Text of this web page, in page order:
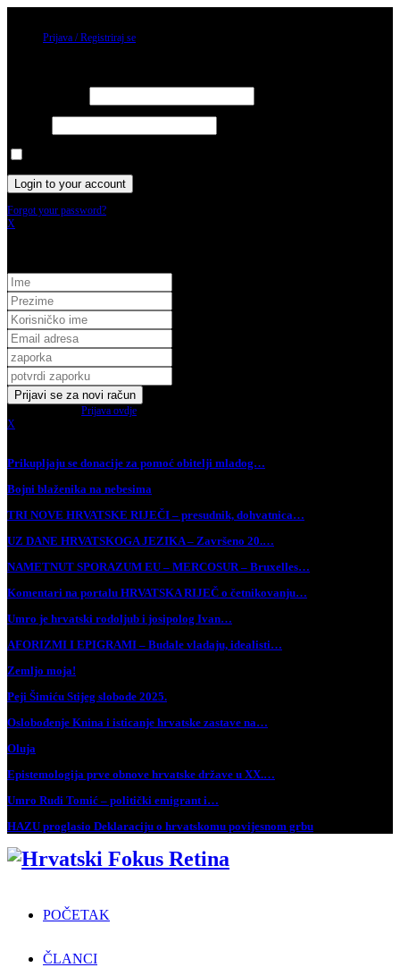
Prijava / Registriraj se
Forgot your password?
X
Prijava ovdje
X
Prikupljaju se donacije za pomoć obitelji mladog…
Bojni blaženika na nebesima
TRI NOVE HRVATSKE RIJEČI – presudnik, dohvatnica…
UZ DANE HRVATSKOGA JEZIKA – Završeno 20.…
NAMETNUT SPORAZUM EU – MERCOSUR – Bruxelles…
Komentari na portalu HRVATSKA RIJEČ o četnikovanju…
Umro je hrvatski rodoljub i josipolog Ivan…
AFORIZMI I EPIGRAMI – Budale vladaju, idealisti…
Zemljo moja!
Peji Šimiću Stijeg slobode 2025.
Oslobođenje Knina i isticanje hrvatske zastave na…
Oluja
Epistemologija prve obnove hrvatske države u XX.…
Umro Rudi Tomić – politički emigrant i…
HAZU proglasio Deklaraciju o hrvatskomu povijesnom grbu
POČETAK
ČLANCI